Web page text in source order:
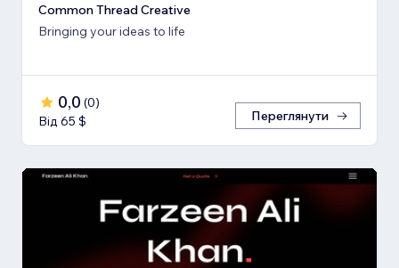
Common Thread Creative
Bringing your ideas to life
0,0 (0)
Від 65 $
Переглянути